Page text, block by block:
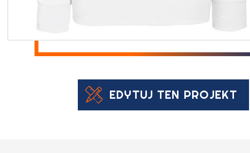
EDYTUJ TEN PROJEKT